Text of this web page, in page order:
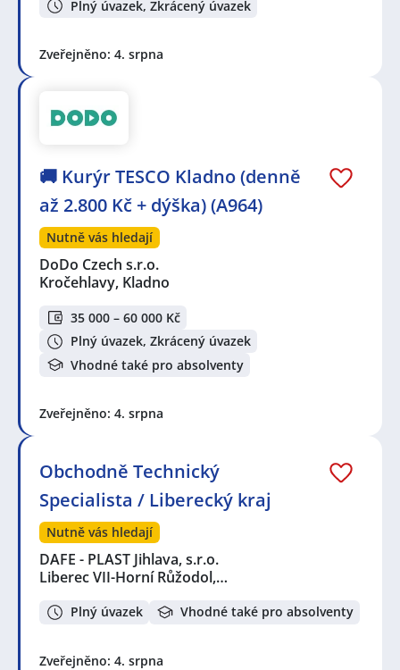
Plný úvazek, Zkrácený úvazek
Zveřejněno: 4. srpna
🚚 Kurýr TESCO Kladno (denně
až 2.800 Kč + dýška) (A964)
Nutně vás hledají
DoDo Czech s.r.o.
Kročehlavy, Kladno
35 000 – 60 000 Kč
Plný úvazek, Zkrácený úvazek
Vhodné také pro absolventy
Zveřejněno: 4. srpna
Obchodně Technický
Specialista / Liberecký kraj
Nutně vás hledají
DAFE - PLAST Jihlava, s.r.o.
Liberec VII-Horní Růžodol,…
Plný úvazek Vhodné také pro absolventy
Zveřejněno: 4. srpna